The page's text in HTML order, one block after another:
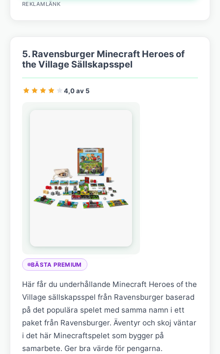
REKLAMLÄNK
5. Ravensburger Minecraft Heroes of
the Village Sällskapsspel
4,0 av 5
BÄSTA PREMIUM
Här får du underhållande Minecraft Heroes of the
Village sällskapsspel från Ravensburger baserad
på det populära spelet med samma namn i ett
paket från Ravensburger. Äventyr och skoj väntar
i det här Minecraftspelet som bygger på
samarbete. Ger bra värde för pengarna.